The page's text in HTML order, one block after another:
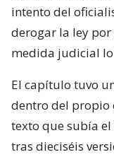
intento del
derogar la ley por
medida judicial
El capítulo tuvo
dentro del propio
texto que subía el
tras dieciséis